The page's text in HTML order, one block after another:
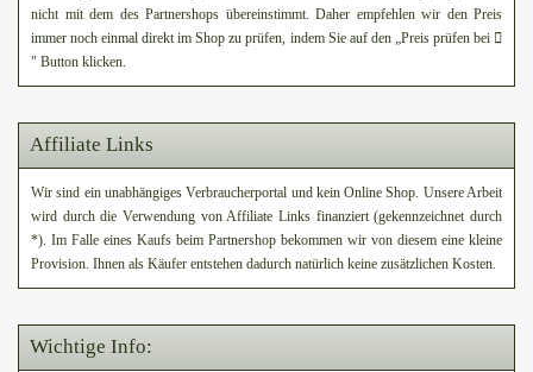
nicht mit dem des Partnershops übereinstimmt. Daher empfehlen wir den Preis
immer noch einmal direkt im Shop zu prüfen, indem Sie auf den „Preis prüfen bei
" Button klicken.
Affiliate Links
Wir sind ein unabhängiges Verbraucherportal und kein Online Shop. Unsere Arbeit
wird durch die Verwendung von Affiliate Links finanziert (gekennzeichnet durch
*). Im Falle eines Kaufs beim Partnershop bekommen wir von diesem eine kleine
Provision. Ihnen als Käufer entstehen dadurch natürlich keine zusätzlichen Kosten.
Wichtige Info: